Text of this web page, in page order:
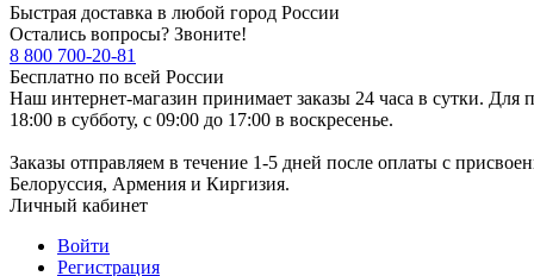
Быстрая доставка в любой город России
Остались вопросы? Звоните!
8 800 700-20-81
Бесплатно по всей России
Наш интернет-магазин принимает заказы 24 часа в сутки.
18:00 в субботу, с 09:00 до 17:00 в воскресенье.
Заказы отправляем в течение 1-5 дней после оплаты с
Белоруссия, Армения и Киргизия.
Личный кабинет
Войти
Регистрация